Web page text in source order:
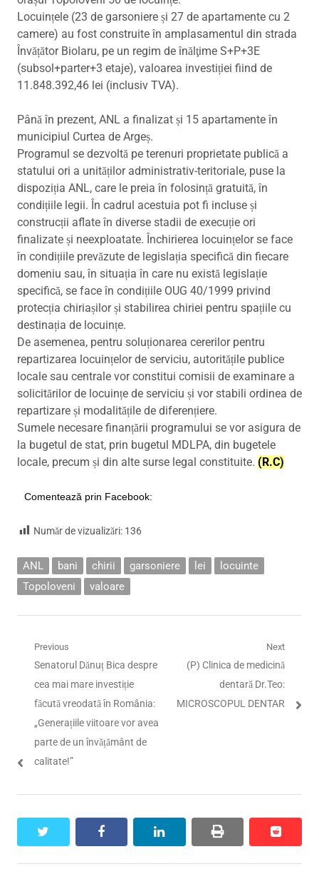
Locuințele (23 de garsoniere și 27 de apartamente cu 2
camere) au fost construite în amplasamentul din strada
Învățător Biolaru, pe un regim de înălţime S+P+3E
(subsol+parter+3 etaje), valoarea investiției fiind de
11.848.392,46 lei (inclusiv TVA).
Până în prezent, ANL a finalizat și 15 apartamente în
municipiul Curtea de Argeș.
Programul se dezvoltă pe terenuri proprietate publică a
statului ori a unităților administrativ-teritoriale, puse la
dispoziția ANL, care le preia în folosință gratuită, în
condițiile legii. În cadrul acestuia pot fi incluse și
construcții aflate în diverse stadii de execuție ori
finalizate și neexploatate. Închirierea locuințelor se face
în condițiile prevăzute de legislația specifică din fiecare
domeniu sau, în situația în care nu există legislație
specifică, se face în condițiile OUG 40/1999 privind
protecția chiriașilor și stabilirea chiriei pentru spațiile cu
destinația de locuințe.
De asemenea, pentru soluționarea cererilor pentru
repartizarea locuințelor de serviciu, autoritățile publice
locale sau centrale vor constitui comisii de examinare a
solicitărilor de locuințe de serviciu și vor stabili ordinea de
repartizare și modalitățile de diferențiere.
Sumele necesare finanțării programului se vor asigura de
la bugetul de stat, prin bugetul MDLPA, din bugetele
locale, precum și din alte surse legal constituite. (R.C)
Comentează prin Facebook:
Număr de vizualizări: 136
ANL bani chirii garsoniere lei
locuinte
Topoloveni
valoare
Navigare
articole
Previous
Previous
post:
Senatorul Dănuț Bica despre
cea mai mare investiție
făcută vreodată în România:
„Generațiile viitoare vor avea
parte de un învățământ de
calitate!”
Next
Next
(P) Clinica de medicină
dentară Dr.Teo:
MICROSCOPUL DENTAR
facebook linkedin print reddit
reddit